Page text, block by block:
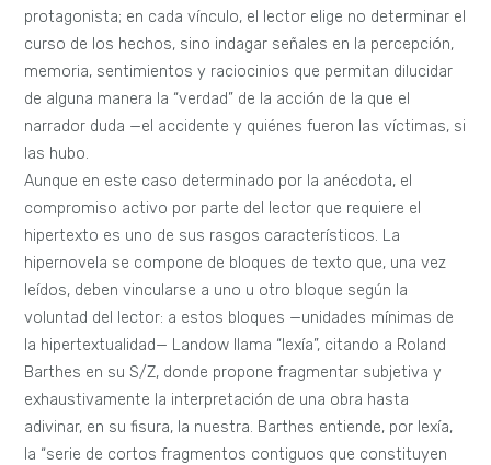
protagonista; en cada vínculo, el lector elige no determinar el
curso de los hechos, sino indagar señales en la percepción,
memoria, sentimientos y raciocinios que permitan dilucidar
de alguna manera la “verdad” de la acción de la que el
narrador duda —el accidente y quiénes fueron las víctimas, si
las hubo.
Aunque en este caso determinado por la anécdota, el
compromiso activo por parte del lector que requiere el
hipertexto es uno de sus rasgos característicos. La
hipernovela se compone de bloques de texto que, una vez
leídos, deben vincularse a uno u otro bloque según la
voluntad del lector: a estos bloques —unidades mínimas de
la hipertextualidad— Landow llama “lexía”, citando a Roland
Barthes en su S/Z, donde propone fragmentar subjetiva y
exhaustivamente la interpretación de una obra hasta
adivinar, en su fisura, la nuestra. Barthes entiende, por lexía,
la “serie de cortos fragmentos contiguos que constituyen